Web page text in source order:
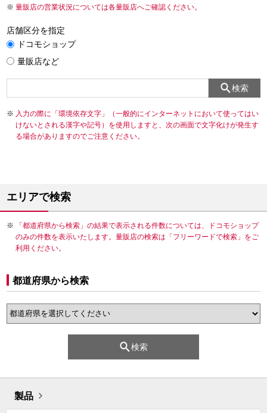
量販店の営業状況については各量販店へご確認ください。
店舗区分を指定
ドコモショップ
量販店など
検索
入力の際に「環境依存文字」（一般的にインターネットにおいて使ってはい
けないとされる漢字や記号）を使用しますと、次の画面で文字化けが発生す
る場合がありますのでご注意ください。
エリアで検索
「都道府県から検索」の結果で表示される件数については、ドコモショップ
のみの件数を表示いたします。量販店の検索は「フリーワードで検索」をご
利用ください。
都道府県から検索
検索
製品